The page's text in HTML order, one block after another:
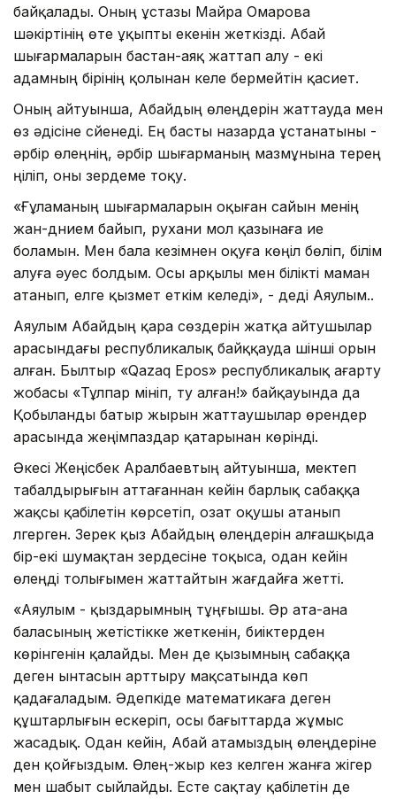
байқалады. Оның ұстазы Майра Омарова
шәкіртінің өте ұқыпты екенін жеткізді. Абай
шығармаларын бастан-аяқ жаттап алу - екі
адамның бірінің қолынан келе бермейтін қасиет.
Оның айтуынша, Абайдың өлеңдерін жаттауда мен
өз әдісіне сүйенеді. Ең басты назарда ұстанатыны -
әрбір өлеңнің, әрбір шығарманың мазмұнына терең
үңіліп, оны зердеме тоқу.
«Ғұламаның шығармаларын оқыған сайын менің
жан-дүнием байып, рухани мол қазынаға ие
боламын. Мен бала кезімнен оқуға көңіл бөліп, білім
алуға әуес болдым. Осы арқылы мен білікті маман
атанып, елге қызмет еткім келеді», - деді Аяулым..
Аяулым Абайдың қара сөздерін жатқа айтушылар
арасындағы республикалық байққауда үшінші орын
алған. Былтыр «Qazaq Epos» республикалық ағарту
жобасы «Тұлпар мініп, ту алған!» байқауында да
Қобыланды батыр жырын жаттаушылар өрендер
арасында жеңімпаздар қатарынан көрінді.
Әкесі Жеңісбек Аралбаевтың айтуынша, мектеп
табалдырығын аттағаннан кейін барлық сабаққа
жақсы қабілетін көрсетіп, озат оқушы атанып
үлгерген. Зерек қыз Абайдың өлеңдерін алғашқыда
бір-екі шумақтан зердесіне тоқыса, одан кейін
өлеңді толығымен жаттайтын жағдайға жетті.
«Аяулым - қыздарымның тұңғышы. Әр ата-ана
баласының жетістікке жеткенін, биіктерден
көрінгенін қалайды. Мен де қызымның сабаққа
деген ынтасын арттыру мақсатында көп
қадағаладым. Әдепкіде математикаға деген
құштарлығын ескеріп, осы бағыттарда жұмыс
жасадық. Одан кейін, Абай атамыздың өлеңдеріне
ден қойғыздым. Өлең-жыр кез келген жанға жігер
мен шабыт сыйлайды. Есте сақтау қабілетін де